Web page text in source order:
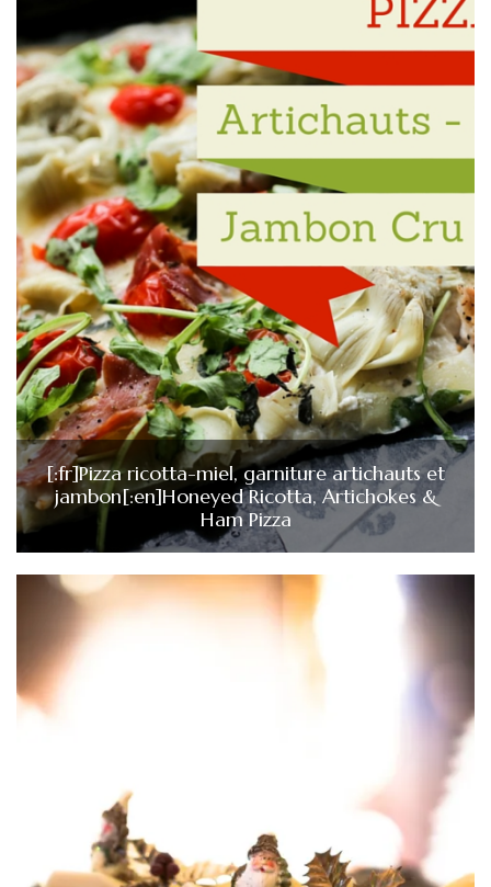
[:fr]Pizza ricotta-miel, garniture artichauts et
jambon[:en]Honeyed Ricotta, Artichokes &
Ham Pizza